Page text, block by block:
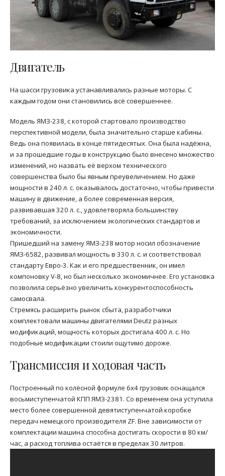
Двигатель
На шасси грузовика устанавливались разные моторы. С
каждым годом они становились всё совершеннее.
Модель ЯМЗ-238, с которой стартовало производство
перспективной модели, была значительно старше кабины.
Ведь она появилась в конце пятидесятых. Она была надёжна,
и за прошедшие годы в конструкцию было внесено множество
изменений, но назвать её верхом технического
совершенства было бы явным преувеличением. Но даже
мощности в 240 л. с. оказывалось достаточно, чтобы привести
машину в движение, а более современная версия,
развивавшая 320 л. с., удовлетворяла большинству
требований, за исключением экологических стандартов и
экономичности.
Пришедший на замену ЯМЗ-238 мотор носил обозначение
ЯМЗ-6582, развивал мощность в 330 л. с. и соответствовал
стандарту Евро-3. Как и его предшественник, он имел
компоновку V-8, но был несколько экономичнее. Его установка
позволила серьёзно увеличить конкурентоспособность
самосвала.
Стремясь расширить рынок сбыта, разработчики
комплектовали машины двигателями Deutz разных
модификаций, мощность которых достигала 400 л. с. Но
подобные модификации стоили ощутимо дороже.
Трансмиссия и ходовая часть
Построенный по колёсной формуле 6х4 грузовик оснащался
восьмиступенчатой КПП ЯМЗ-2381. Со временем она уступила
место более совершенной девятиступенчатой коробке
передач немецкого производителя ZF. Вне зависимости от
комплектации машина способна достигать скорости в 80 км/
час, а расход топлива остаётся в пределах 30 литров.